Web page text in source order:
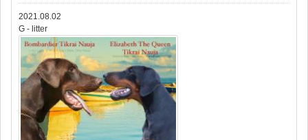
2021.08.02
G - litter